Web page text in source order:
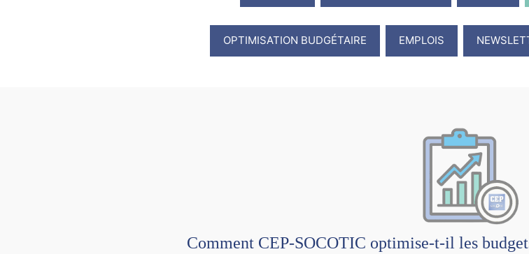
OPTIMISATION BUDGÉTAIRE EMPLOIS
Comment CEP-SOCOTIC optimise-t-il les